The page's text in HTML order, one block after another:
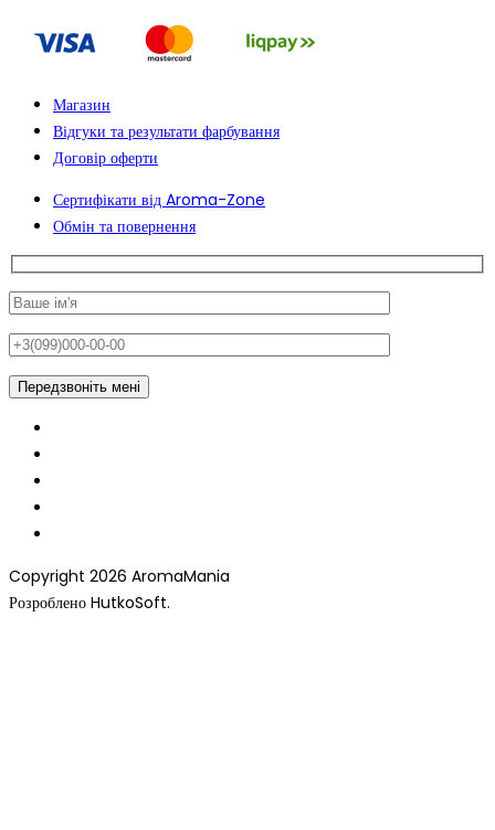
Магазин
Відгуки та результати фарбування
Договір оферти
Сертифікати від Aroma-Zone
Обмін та повернення
Copyright 2026 AromaMania
Розроблено HutkoSoft.